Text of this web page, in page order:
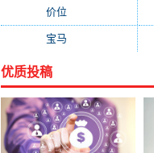
价位
宝马
优质投稿